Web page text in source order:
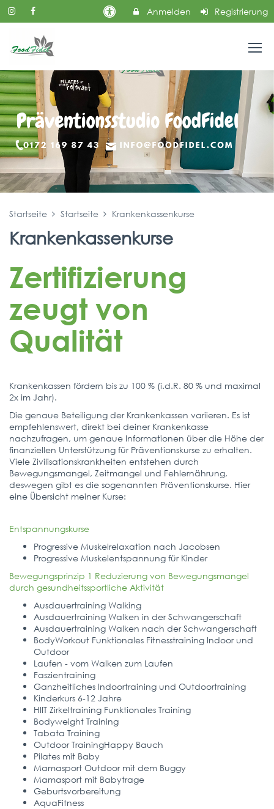
Anmelden Registrierung
Startseite Startseite Krankenkassenkurse
Krankenkassenkurse
Zertifizierung
zeugt von
Qualität
Krankenkassen fördern bis zu 100 % (i.d.R. 80 % und maximal
2x im Jahr).
Die genaue Beteiligung der Krankenkassen variieren. Es ist
empfehlenswert, direkt bei deiner Krankenkasse
nachzufragen, um genaue Informationen über die Höhe der
finanziellen Unterstützung für Präventionskurse zu erhalten.
Viele Zivilisationskrankheiten entstehen durch
Bewegungsmangel, Zeitmangel und Fehlernährung,
deswegen gibt es die sogenannten Präventionskurse. Hier
eine Übersicht meiner Kurse:
Entspannungskurse
Progressive Muskelrelaxation nach Jacobsen
Progressive Muskelentspannung für Kinder
Bewegungsprinzip 1 Reduzierung von Bewegungsmangel
durch gesundheitssportliche Aktivität
Ausdauertraining Walking
Ausdauertraining Walken in der Schwangerschaft
Ausdauertraining Walken nach der Schwangerschaft
BodyWorkout Funktionales Fitnesstraining Indoor und
Outdoor
Laufen - vom Walken zum Laufen
Faszientraining
Ganzheitliches Indoortraining und Outdoortraining
Kinderkurs 6-12 Jahre
HIIT Zirkeltraining Funktionales Training
Bodyweight Training
Tabata Training
Outdoor TrainingHappy Bauch
Pilates mit Baby
Mamasport Outdoor mit dem Buggy
Mamasport mit Babytrage
Geburtsvorbereitung
AquaFitness